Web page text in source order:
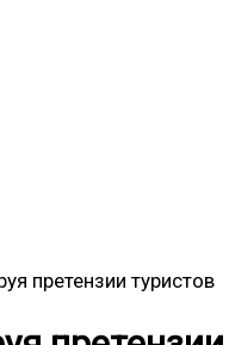
претензии туристов